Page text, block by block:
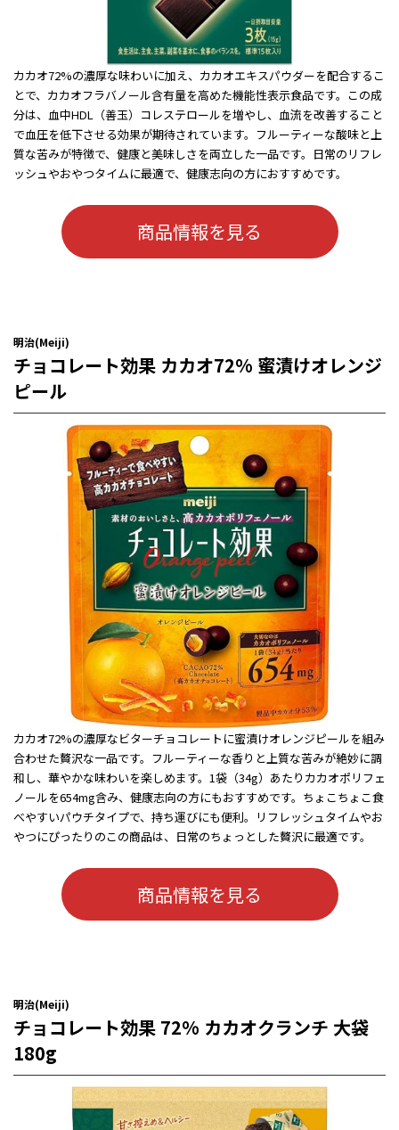
カカオ72%の濃厚な味わいに加え、カカオエキスパウダーを配合するこ
とで、カカオフラバノール含有量を高めた機能性表示食品です。この成
分は、血中HDL（善玉）コレステロールを増やし、血流を改善すること
で血圧を低下させる効果が期待されています。フルーティーな酸味と上
質な苦みが特徴で、健康と美味しさを両立した一品です。日常のリフレ
ッシュやおやつタイムに最適で、健康志向の方におすすめです。
商品情報を見る
明治(Meiji)
チョコレート効果 カカオ72% 蜜漬けオレンジ
ピール
カカオ72%の濃厚なビターチョコレートに蜜漬けオレンジピールを組み
合わせた贅沢な一品です。フルーティーな香りと上質な苦みが絶妙に調
和し、華やかな味わいを楽しめます。1袋（34g）あたりカカオポリフェ
ノールを654mg含み、健康志向の方にもおすすめです。ちょこちょこ食
べやすいパウチタイプで、持ち運びにも便利。リフレッシュタイムやお
やつにぴったりのこの商品は、日常のちょっとした贅沢に最適です。
商品情報を見る
明治(Meiji)
チョコレート効果 72% カカオクランチ 大袋
180g